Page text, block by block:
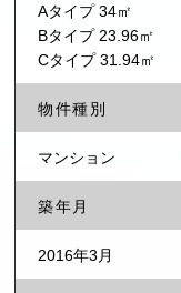
Aタイプ 34㎡
Bタイプ 23.96㎡
Cタイプ 31.94㎡
物件種別
マンション
築年月
2016年3月